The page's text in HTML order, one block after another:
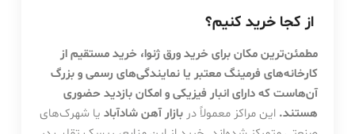
از کجا خرید کنیم؟
مطمئن‌ترین مکان برای خرید ورق ژنوا، خرید مستقیم از
کارخانه‌های فرمینگ معتبر یا نمایندگی‌های رسمی و بزرگ
آن‌هاست که دارای انبار فیزیکی و امکان بازدید حضوری
هستند. این مراکز معمولاً دربازار آهن شادآبادیا شهرک‌های